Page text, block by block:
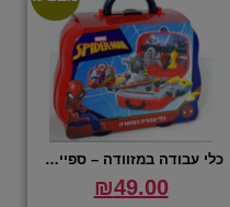
כלי עבודה במזוודה – ספיידרמן
₪49.00